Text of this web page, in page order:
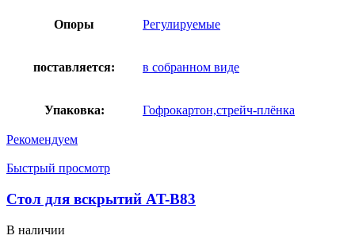
Опоры Регулируемые
поставляется: в собранном виде
Упаковка: Гофрокартон,стрейч-плёнка
Рекомендуем
Быстрый просмотр
Стол для вскрытий AT-B83
В наличии